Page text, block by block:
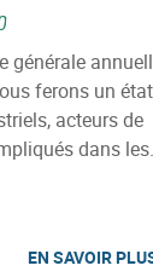
générale
ferons un état
acteurs de
dans les
EN SAVOIR